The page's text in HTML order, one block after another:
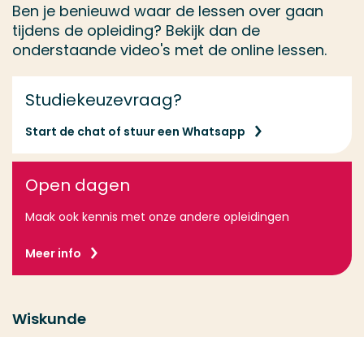
Ben je benieuwd waar de lessen over gaan
tijdens de opleiding? Bekijk dan de
onderstaande video's met de online lessen.
Studiekeuzevraag?
Start de chat of stuur een Whatsapp
Open dagen
Maak ook kennis met onze andere opleidingen
Meer info
Wiskunde